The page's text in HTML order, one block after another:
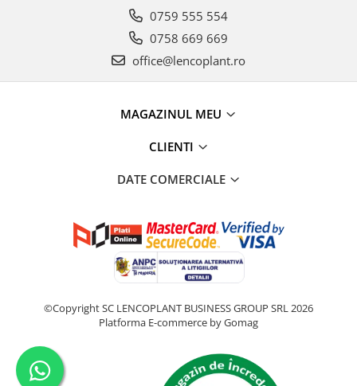
0759 555 554
0758 669 669
office@lencoplant.ro
MAGAZINUL MEU
CLIENTI
DATE COMERCIALE
©Copyright SC LENCOPLANT BUSINESS GROUP SRL 2026
Platforma E-commerce by Gomag